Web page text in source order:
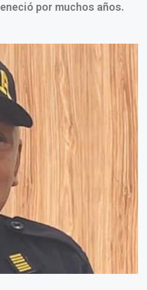
por muchos años.